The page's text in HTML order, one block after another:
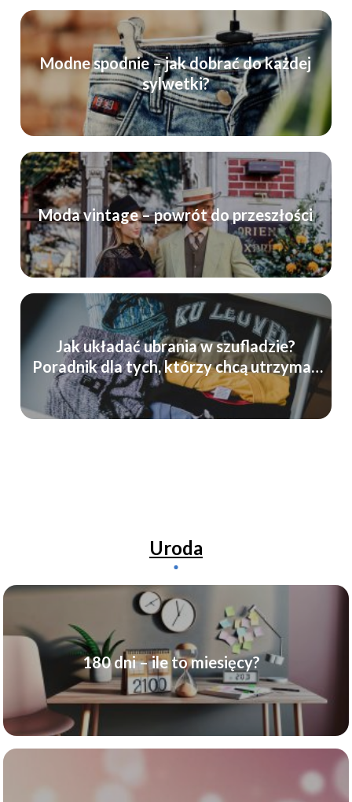
Modne spodnie – jak dobrać do każdej
sylwetki?
Moda vintage – powrót do przeszłości
Jak układać ubrania w szufladzie?
Poradnik dla tych, którzy chcą utrzymać
porządek
Uroda
180 dni – ile to miesięcy?